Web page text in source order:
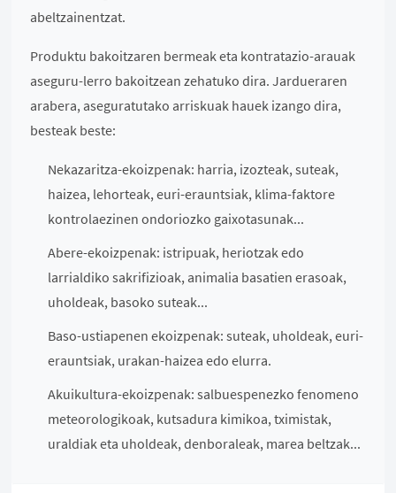
abeltzainentzat.
Produktu bakoitzaren bermeak eta kontratazio-arauak
aseguru-lerro bakoitzean zehatuko dira. Jardueraren
arabera, aseguratutako arriskuak hauek izango dira,
besteak beste:
Nekazaritza-ekoizpenak: harria, izozteak, suteak,
haizea, lehorteak, euri-erauntsiak, klima-faktore
kontrolaezinen ondoriozko gaixotasunak...
Abere-ekoizpenak: istripuak, heriotzak edo
larrialdiko sakrifizioak, animalia basatien erasoak,
uholdeak, basoko suteak...
Baso-ustiapenen ekoizpenak: suteak, uholdeak, euri-
erauntsiak, urakan-haizea edo elurra.
Akuikultura-ekoizpenak: salbuespenezko fenomeno
meteorologikoak, kutsadura kimikoa, tximistak,
uraldiak eta uholdeak, denboraleak, marea beltzak...